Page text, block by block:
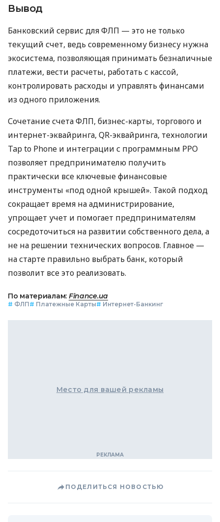
Вывод
Банковский сервис для ФЛП — это не только
текущий счет, ведь современному бизнесу нужна
экосистема, позволяющая принимать безналичные
платежи, вести расчеты, работать с кассой,
контролировать расходы и управлять финансами
из одного приложения.
Сочетание счета ФЛП, бизнес-карты, торгового и
интернет-эквайринга, QR-эквайринга, технологии
Tap to Phone и интеграции с программным РРО
позволяет предпринимателю получить
практически все ключевые финансовые
инструменты «под одной крышей». Такой подход
сокращает время на администрирование,
упрощает учет и помогает предпринимателям
сосредоточиться на развитии собственного дела, а
не на решении технических вопросов. Главное —
на старте правильно выбрать банк, который
позволит все это реализовать.
По материалам: Finance.ua
# ФЛП# Платежные Карты# Интернет-Банкинг
Место для вашей рекламы
ПОДЕЛИТЬСЯ НОВОСТЬЮ